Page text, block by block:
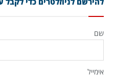
שם
אימייל